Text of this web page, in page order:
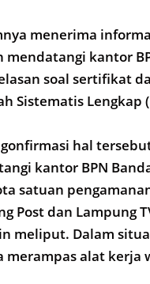
menerima
kantor
soal sertifikat
Sistematis Lengkap
hal
kantor BPN
satuan
Post dan Lampung
meliput. Dalam
alat kerja